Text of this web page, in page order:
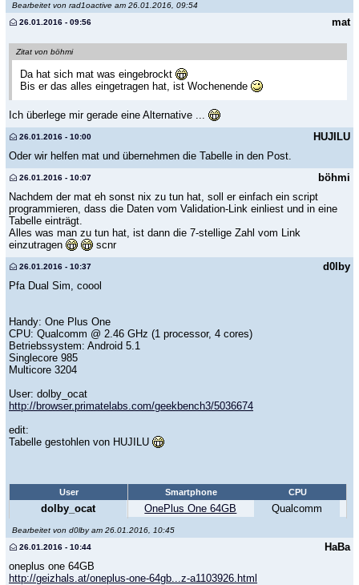
Bearbeitet von rad1oactive am 26.01.2016, 09:54
mat
26.01.2016 - 09:56
Zitat von böhmi
Da hat sich mat was eingebrockt
Bis er das alles eingetragen hat, ist Wochenende
Ich überlege mir gerade eine Alternative ...
HUJILU
26.01.2016 - 10:00
Oder wir helfen mat und übernehmen die Tabelle in den Post.
böhmi
26.01.2016 - 10:07
Nachdem der mat eh sonst nix zu tun hat, soll er einfach ein script
programmieren, dass die Daten vom Validation-Link einliest und in eine
Tabelle einträgt.
Alles was man zu tun hat, ist dann die 7-stellige Zahl vom Link
einzutragen
scnr
d0lby
26.01.2016 - 10:37
Pfa Dual Sim, coool
Handy: One Plus One
CPU: Qualcomm @ 2.46 GHz (1 processor, 4 cores)
Betriebssystem: Android 5.1
Singlecore 985
Multicore 3204
User: dolby_ocat
http://browser.primatelabs.com/geekbench3/5036674
edit:
Tabelle gestohlen von HUJILU
Smartphone CPU
OnePlus One 64GB Qualcomm
User
dolby_ocat
Bearbeitet von d0lby am 26.01.2016, 10:45
HaBa
26.01.2016 - 10:44
oneplus one 64GB
http://geizhals.at/oneplus-one-64gb...z-a1103926.html